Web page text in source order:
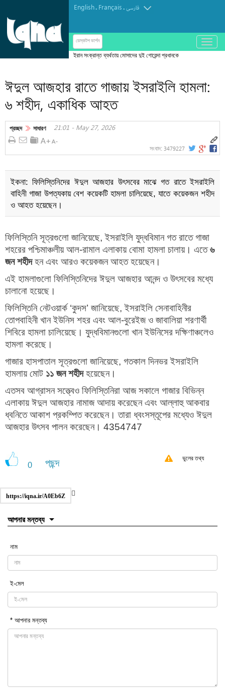
English. Français.فارسی
ডেস্কটপ ভার্শন
باز
و
منو
ইরান সংক্রান্ত ব্যর্থতায় মোসাদের দুই গোয়েন্দা প্রধানকে
জবাবদিহি করতেই হবে’
ঈদুল আজহার রাতে গাজায় ইসরাইলি হামলা:
৬ শহীদ, একাধিক আহত
প্রচ্ছদ সাধারণ 21:01 - May 27, 2026
সংবাদ: 3479227
ইকনা: ফিলিস্তিনিদের ঈদুল আজহার উৎসবের মাঝে গত রাতে ইসরাইলি
বাহিনী গাজা উপত্যকায় বেশ কয়েকটি হামলা চালিয়েছে, যাতে কয়েকজন শহীদ
ও আহত হয়েছেন।
ফিলিস্তিনি সূত্রগুলো জানিয়েছে, ইসরাইলি যুদ্ধবিমান গত রাতে গাজা
শহরের পশ্চিমাঞ্চলীয় আল-রামাল এলাকায় বোমা হামলা চালায়। এতে৬
জন শহীদহন এবং আরও কয়েকজন আহত হয়েছেন।
এই হামলাগুলো ফিলিস্তিনিদের ঈদুল আজহার আনন্দ ও উৎসবের মধ্যে
চালানো হয়েছে।
ফিলিস্তিনি নেটওয়ার্ক ‘কুদস’ জানিয়েছে, ইসরাইলি সেনাবাহিনীর
তোপবাহিনী খান ইউনিস শহর এবং আল-বুরেইজ ও জাবালিয়া শরণার্থী
শিবিরে হামলা চালিয়েছে। যুদ্ধবিমানগুলো খান ইউনিসের দক্ষিণাঞ্চলেও
হামলা করেছে।
গাজার হাসপাতাল সূত্রগুলো জানিয়েছে, গতকাল দিনভর ইসরাইলি
হামলায় মোট ১১ জন শহীদহয়েছেন।
এতসব আগ্রাসন সত্ত্বেও ফিলিস্তিনিরা আজ সকালে গাজার বিভিন্ন
এলাকায় ঈদুল আজহার নামাজ আদায় করেছেন এবং আল্লাহু আকবার
ধ্বনিতে আকাশ প্রকম্পিত করেছেন। তারা ধ্বংসস্তূপের মধ্যেও ঈদুল
আজহার উৎসব পালন করেছেন। 4354747
0 পছন্দ ভুলের তথ্য
https://iqna.ir/A0Eb6Z
আপনার মন্তব্য
নাম
ই-মেল
* আপনার মন্তব্য